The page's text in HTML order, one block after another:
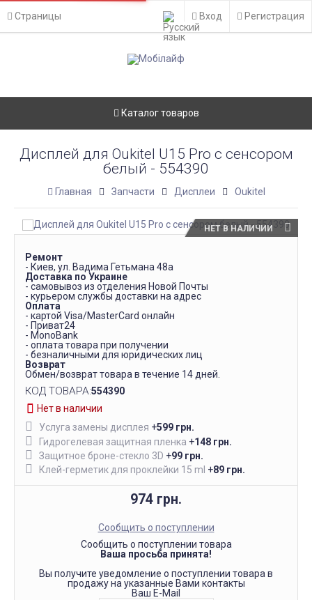
Страницы Вход Регистрация
Каталог товаров
Дисплей для Oukitel U15 Pro с сенсором
белый - 554390
Главная Запчасти Дисплеи Oukitel
НЕТ В НАЛИЧИИ
Ремонт
- Киев, ул. Вадима Гетьмана 48а
Доставка по Украине
- самовывоз из отделения Новой Почты
- курьером службы доставки на адрес
Оплата
- картой Visa/MasterCard онлайн
- Приват24
- MonoBank
- оплата товара при получении
- безналичными для юридических лиц
Возврат
Обмен/возврат товара в течение 14 дней.
КОД ТОВАРА:554390
Нет в наличии
Услуга замены дисплея +599 грн.
Гидрогелевая защитная пленка +148 грн.
Защитное броне-стекло 3D +99 грн.
Клей-герметик для проклейки 15 ml +89 грн.
974 грн.
Сообщить о поступлении
Сообщить о поступлении товара
Ваша просьба принята!
Вы получите уведомление о поступлении товара в
продажу на указанные Вами контакты
Ваш E-Mail